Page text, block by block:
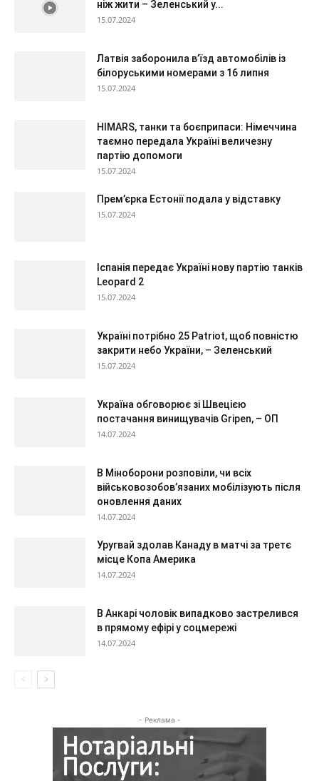
ніж жити – Зеленський у...
15.07.2024
Латвія заборонила в’їзд автомобілів із
білоруськими номерами з 16 липня
15.07.2024
HIMARS, танки та боєприпаси: Німеччина
таємно передала Україні величезну
партію допомоги
15.07.2024
Прем’єрка Естонії подала у відставку
15.07.2024
Іспанія передає Україні нову партію танків
Leopard 2
15.07.2024
Україні потрібно 25 Patriot, щоб повністю
закрити небо України, – Зеленський
15.07.2024
Україна обговорює зі Швецією
постачання винищувачів Gripen, – ОП
14.07.2024
В Міноборони розповіли, чи всіх
військовозобов’язаних мобілізують після
оновлення даних
14.07.2024
Уругвай здолав Канаду в матчі за третє
місце Копа Америка
14.07.2024
В Анкарі чоловік випадково застрелився
в прямому ефірі у соцмережі
14.07.2024
- Реклама -